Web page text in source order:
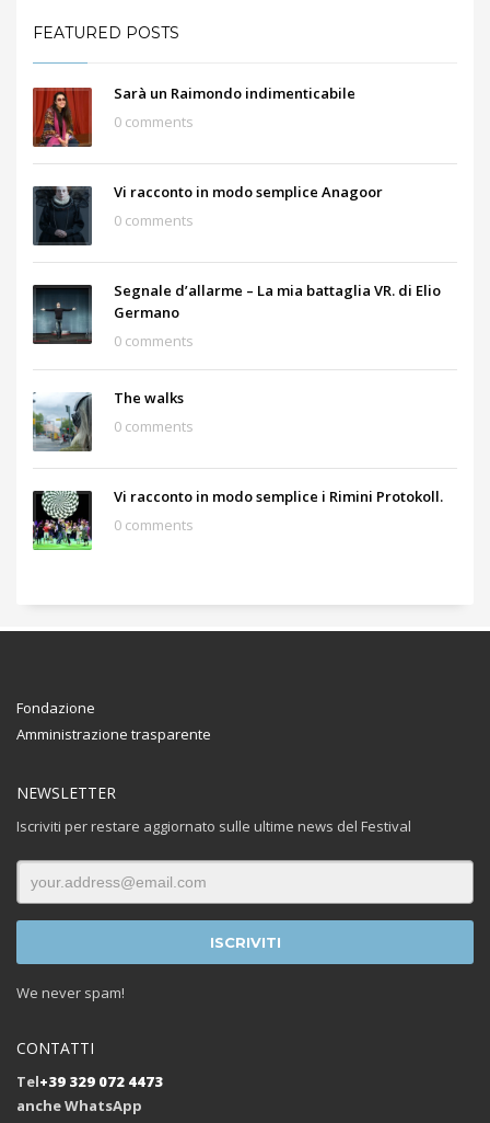
FEATURED POSTS
Sarà un Raimondo indimenticabile
0 comments
Vi racconto in modo semplice Anagoor
0 comments
Segnale d’allarme – La mia battaglia VR. di Elio
Germano
0 comments
The walks
0 comments
Vi racconto in modo semplice i Rimini Protokoll.
0 comments
Fondazione
Amministrazione trasparente
NEWSLETTER
Iscriviti per restare aggiornato sulle ultime news del Festival
We never spam!
CONTATTI
Tel+39 329 072 4473
anche WhatsApp